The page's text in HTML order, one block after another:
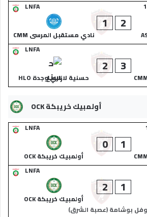
LNFA
2
1
نادي مستقبل المرسى CMM
LNFA
3
2
حسنية لازاري وجدة HLO
أولمبيك خريبكة OCK
LNFA
1
0
أولمبيك خريبكة OCK
LNFA
1
2
أولمبيك خريبكة OCK
بوشامة (عصبة الشرق)